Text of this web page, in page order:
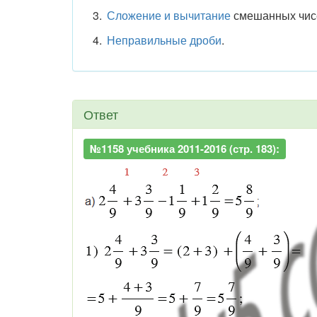
Сложение и вычитаниесмешанных
Неправильные дроби.
Ответ
№1158 учебника 2011-2016 (стр. 183):